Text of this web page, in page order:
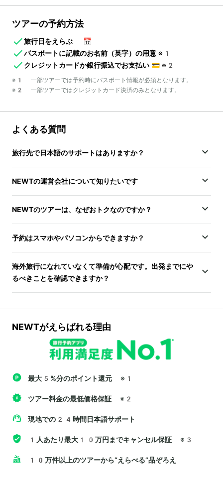
ツアーの予約方法
旅行日をえらぶ
📅
パスポートに記載のお名前（英字）の用意 ※1
クレジットカードか銀行振込でお支払い 💳 ※2
※1 一部ツアーでは予約時にパスポート情報が必須となります。
※2 一部ツアーではクレジットカード決済のみとなります。
よくある質問
旅行先で日本語のサポートはありますか？
NEWTの運営会社について知りたいです
NEWTのツアーは、なぜおトクなのですか？
予約はスマホやパソコンからできますか？
海外旅行になれていなくて準備が心配です。出発までにや
るべきことを確認できますか？
NEWTがえらばれる理由
最大5%分のポイント還元 ※1
ツアー料金の最低価格保証 ※2
現地での24時間日本語サポート
1人あたり最大10万円までキャンセル保証 ※3
10万件以上のツアーから“えらべる”品ぞろえ